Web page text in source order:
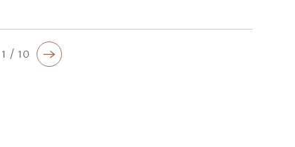
1 / 10